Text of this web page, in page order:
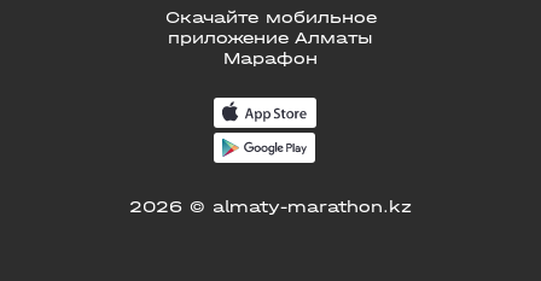
Скачайте мобильное
приложение Алматы
Марафон
2026 © almaty-marathon.kz